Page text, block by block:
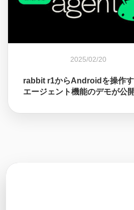
2025/02/20
rabbit r1からAndroidを操作す
エージェント機能のデモが公開